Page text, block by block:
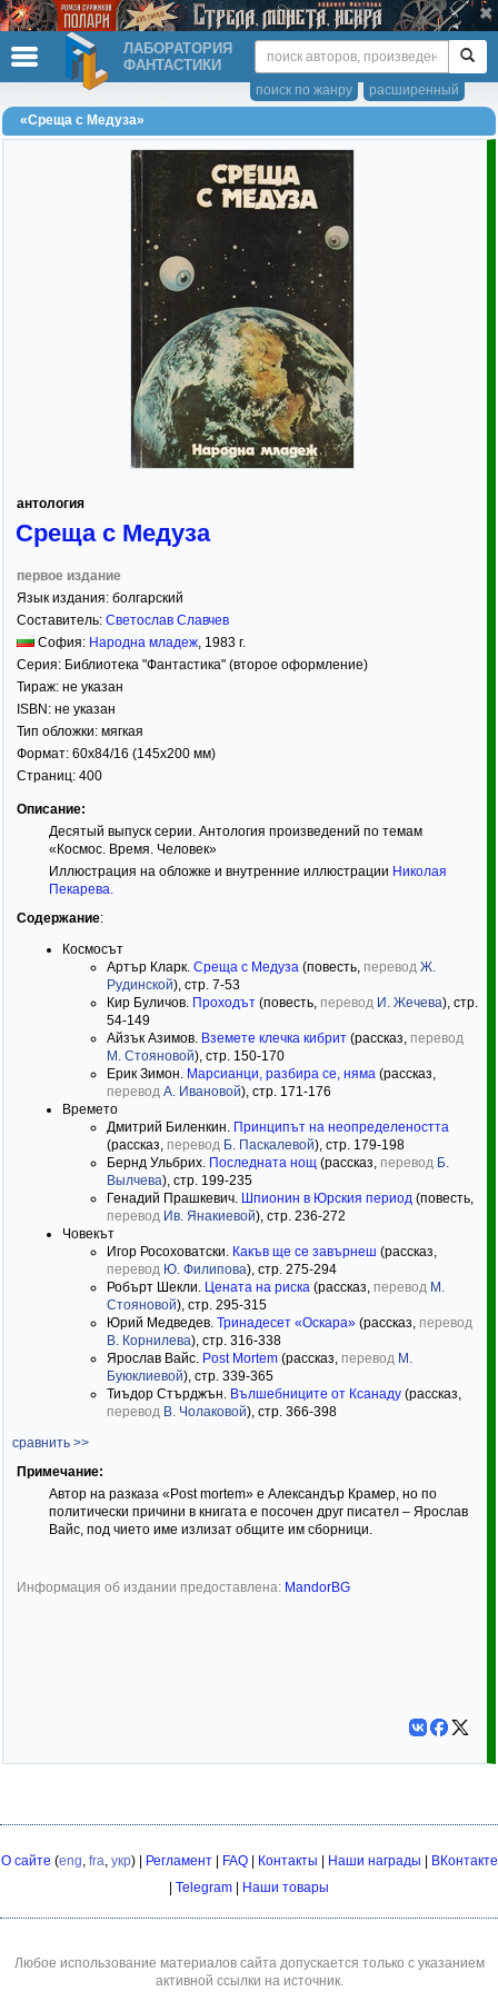
ЛАБОРАТОРИЯ
ФАНТАСТИКИ
расширенный
поиск по жанру
«Среща с Медуза»
антология
Среща с Медуза
первое издание
Язык издания: болгарский
Составитель: Светослав Славчев
София: Народна младеж, 1983 г.
Серия: Библиотека "Фантастика" (второе оформление)
Тираж: не указан
ISBN: не указан
Тип обложки: мягкая
Формат: 60x84/16 (145x200 мм)
Страниц: 400
Описание:
Десятый выпуск серии. Антология произведений по темам
«Космос. Время. Человек»
Иллюстрация на обложке и внутренние иллюстрации Николая
Пекарева.
Содержание:
Космосът
Артър Кларк. Среща с Медуза (повесть, перевод Ж.
Рудинской), стр. 7-53
Кир Буличов. Проходът (повесть, перевод И. Жечева), стр.
54-149
Айзък Азимов. Вземете клечка кибрит (рассказ, перевод
М. Стояновой), стр. 150-170
Ерик Зимон. Марсианци, разбира се, няма (рассказ,
перевод А. Ивановой), стр. 171-176
Времето
Дмитрий Биленкин. Принципът на неопределеността
(рассказ, перевод Б. Паскалевой), стр. 179-198
Бернд Ульбрих. Последната нощ (рассказ, перевод Б.
Вылчева), стр. 199-235
Генадий Прашкевич. Шпионин в Юрския период (повесть,
перевод Ив. Янакиевой), стр. 236-272
Човекът
Игор Росоховатски. Какъв ще се завърнеш (рассказ,
перевод Ю. Филипова), стр. 275-294
Робърт Шекли. Цената на риска (рассказ, перевод М.
Стояновой), стр. 295-315
Юрий Медведев. Тринадесет «Оскара» (рассказ, перевод
В. Корнилева), стр. 316-338
Ярослав Вайс. Post Mortem (рассказ, перевод М.
Буюклиевой), стр. 339-365
Тиъдор Стърджън. Вълшебниците от Ксанаду (рассказ,
перевод В. Чолаковой), стр. 366-398
сравнить >>
Примечание:
Автор на разказа «Post mortem» е Александър Крамер, но по
политически причини в книгата е посочен друг писател – Ярослав
Вайс, под чието име излизат общите им сборници.
Информация об издании предоставлена: MandorBG
О сайте (eng, fra, укр) | Регламент| FAQ| Контакты Наши награды
ВКонтакте
Telegram Наши товары
Любое использование материалов сайта допускается только с указанием
активной ссылки на источник.